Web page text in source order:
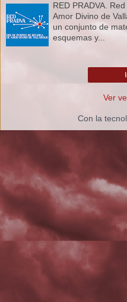
RED PRADVA.
Amor Divino de
un conjunto de
esquemas y...
Ver
Con la